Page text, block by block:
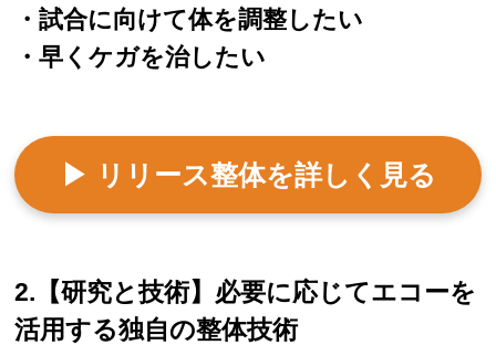
・試合に向けて体を調整したい
・早くケガを治したい
▶ リリース整体を詳しく見る
2.【研究と技術】必要に応じてエコーを
活用する独自の整体技術